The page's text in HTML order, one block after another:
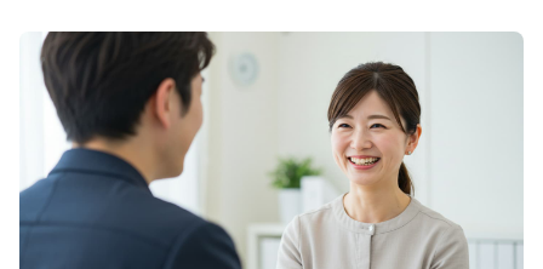
お試し感覚で始められるサブスク型結婚相談所。面
談から手続きまで完全オンライン対応。
サブスク婚活をチェック